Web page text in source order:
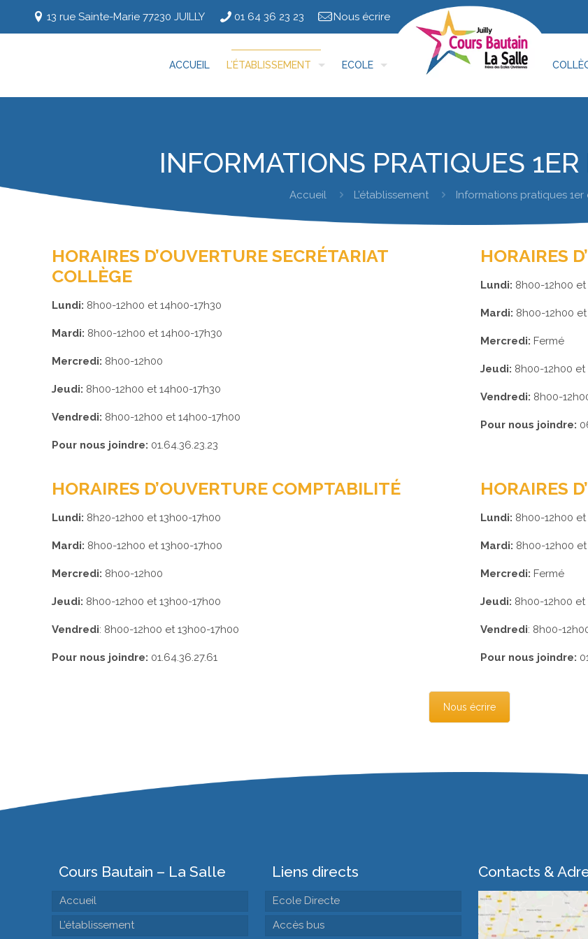
13 rue Sainte-Marie 77230 JUILLY 01 64 36 23 23 Nous écrire
ACCUEIL L’ÉTABLISSEMENT ECOLE
INFORMATIONS PRATIQUES
Accueil L’établissement Informations pratiques
HORAIRES D’OUVERTURE SECRÉTARIAT
COLLÈGE
Lundi: 8h00-12h00 et 14h00-17h30
Mardi: 8h00-12h00 et 14h00-17h30
Mercredi: 8h00-12h00
Jeudi: 8h00-12h00 et 14h00-17h30
Vendredi: 8h00-12h00 et 14h00-17h00
Pour nous joindre: 01.64.36.23.23
HORAIRES
Lundi: 8h00-12h00
Mardi: 8h00-12h00
Mercredi: Fermé
Jeudi: 8h00-12h00 et
Vendredi: 8h00-
Pour nous joindre:
HORAIRES D’OUVERTURE COMPTABILITÉ
Lundi: 8h20-12h00 et 13h00-17h00
Mardi: 8h00-12h00 et 13h00-17h00
Mercredi: 8h00-12h00
Jeudi: 8h00-12h00 et 13h00-17h00
Vendredi: 8h00-12h00 et 13h00-17h00
Pour nous joindre: 01.64.36.27.61
HORAIRES
Lundi: 8h00-12h00 et
Mardi: 8h00-12h00
Mercredi: Fermé
Jeudi: 8h00-12h00 et
Vendredi: 8h00-
Pour nous joindre:
Nous écrire
Cours Bautain – La Salle
Accueil
L’établissement
Liens directs
Ecole Directe
Accès bus
Contacts &